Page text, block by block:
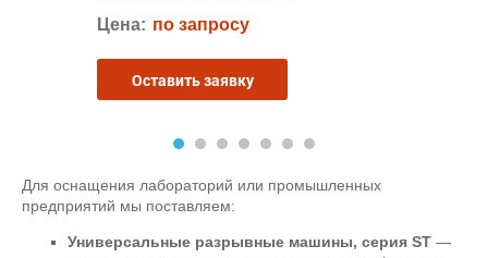
Цена: по запросу
Оставить заявку
Для оснащения лабораторий или промышленных
предприятий мы поставляем:
Универсальные разрывные машины, серия ST —